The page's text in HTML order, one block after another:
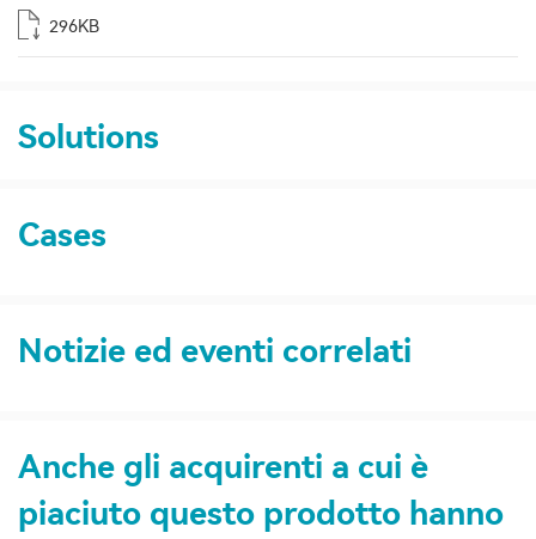
296KB
Solutions
Cases
Notizie ed eventi correlati
Anche gli acquirenti a cui è
piaciuto questo prodotto hanno